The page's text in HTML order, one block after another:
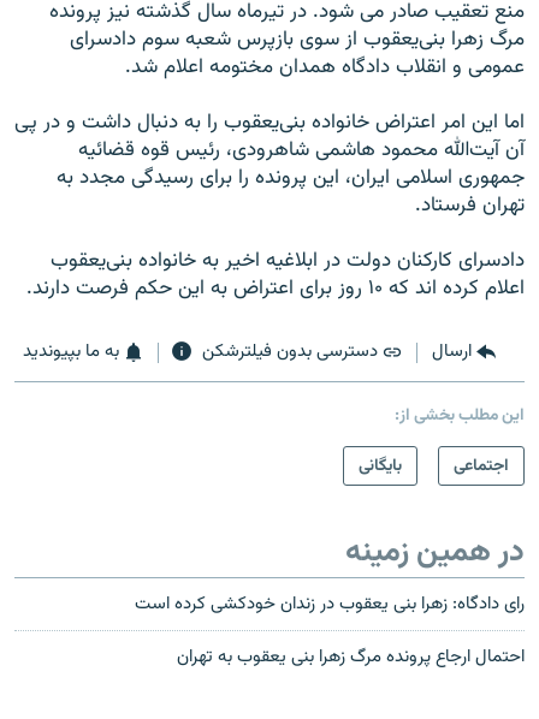
منع تعقیب صادر می شود. در تیرماه سال گذشته نیز پرونده
مرگ زهرا بنی‌یعقوب از سوی بازپرس شعبه سوم دادسرای
عمومی و انقلاب دادگاه همدان مختومه اعلام شد.
اما این امر اعتراض خانواده بنی‌یعقوب را به دنبال داشت و در پی
آن آیت‌الله محمود هاشمی شاهرودی، رئیس قوه قضائیه
جمهوری اسلامی ایران، این پرونده را برای رسیدگی مجدد به
تهران فرستاد.
دادسرای کارکنان دولت در ابلاغیه اخیر به خانواده بنی‌یعقوب
اعلام کرده اند که ۱۰ روز برای اعتراض به این حکم فرصت دارند.
ارسال دسترسی بدون فیلترشکن به ما بپیوندید
این مطلب بخشی از:
اجتماعی
بایگانی
در همین زمینه
رای دادگاه: زهرا بنی یعقوب در زندان خودکشی کرده است
احتمال ارجاع پرونده مرگ زهرا بنی يعقوب به تهران